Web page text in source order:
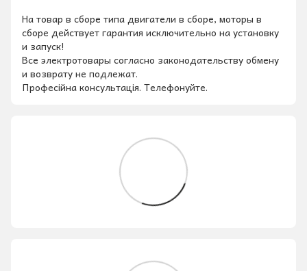
На товар в сборе типа двигатели в сборе, моторы в
сборе действует гарантия исключительно на установку
и запуск!
Все электротовары согласно законодательству обмену
и возврату не подлежат.
Професійна консультація. Телефонуйте.